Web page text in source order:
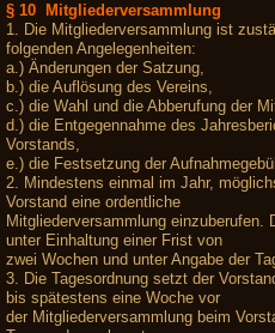
§ 10 Mitgliederversammlung
1. Die Mitgliederversammlung ist
folgenden Angelegenheiten:
a.) Änderungen der Satzung,
b.) die Auflösung des Vereins,
c.) die Wahl und die Abberufung der
d.) die Entgegennahme des
Vorstands,
e.) die Festsetzung der
2. Mindestens einmal im Jahr,
Vorstand eine ordentliche
Mitgliederversammlung
unter Einhaltung einer Frist von
zwei Wochen und unter Angabe der
3. Die Tagesordnung setzt der
bis spätestens eine Woche vor
der Mitgliederversammlung beim